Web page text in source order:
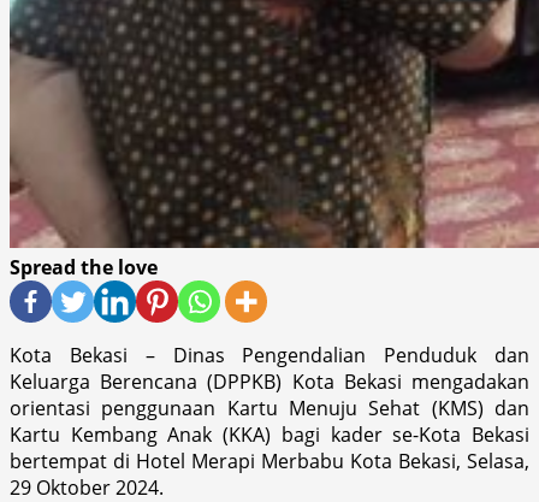
Spread the love
Kota Bekasi – Dinas Pengendalian Penduduk dan
Keluarga Berencana (DPPKB) Kota Bekasi mengadakan
orientasi penggunaan Kartu Menuju Sehat (KMS) dan
Kartu Kembang Anak (KKA) bagi kader se-Kota Bekasi
bertempat di Hotel Merapi Merbabu Kota Bekasi, Selasa,
29 Oktober 2024.